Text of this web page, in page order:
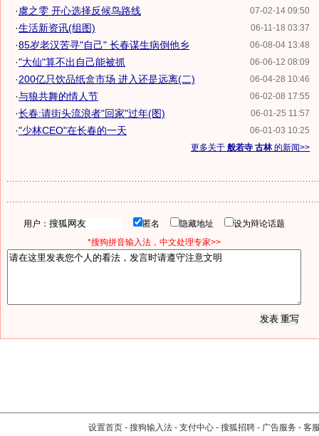
07-02-14 09:50
·虞之雯 开心选择反候鸟路线
06-11-18 03:37
·生活新资讯(组图)
06-08-04 13:48
·85岁老汉苦寻"自己" 长春谋生病倒他乡
06-06-12 08:09
·"大仙"算不出自己能被抓
06-04-28 10:46
·200亿只饮品纸盒市场 进入还是远离(二)
06-02-08 17:55
·与狼共舞的情人节
06-01-25 11:57
·长春:请街头流浪者"回家"过年(图)
06-01-03 10:25
·"少林CEO"在长春的一天
更多关于 般若寺 古林的新闻>>
用户： 匿名 隐藏地址
设为辩论话题
*搜狗拼音输入法，中文处理专家>>
设置首页 - 搜狗输入法 - 支付中心 - 搜狐招聘 - 广告服务 - 客